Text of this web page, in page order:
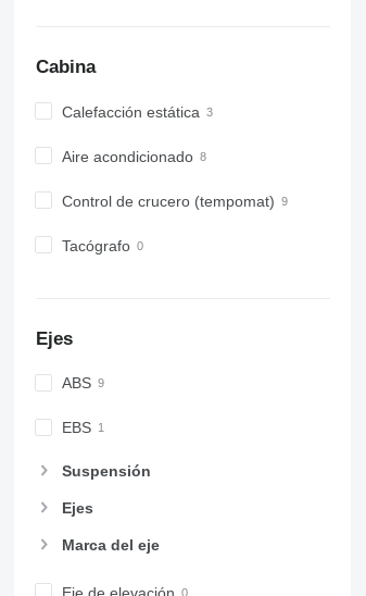
Cabina
Calefacción estática
Aire acondicionado
Control de crucero (tempomat)
Tacógrafo
Ejes
ABS
EBS
Suspensión
Ejes
Marca del eje